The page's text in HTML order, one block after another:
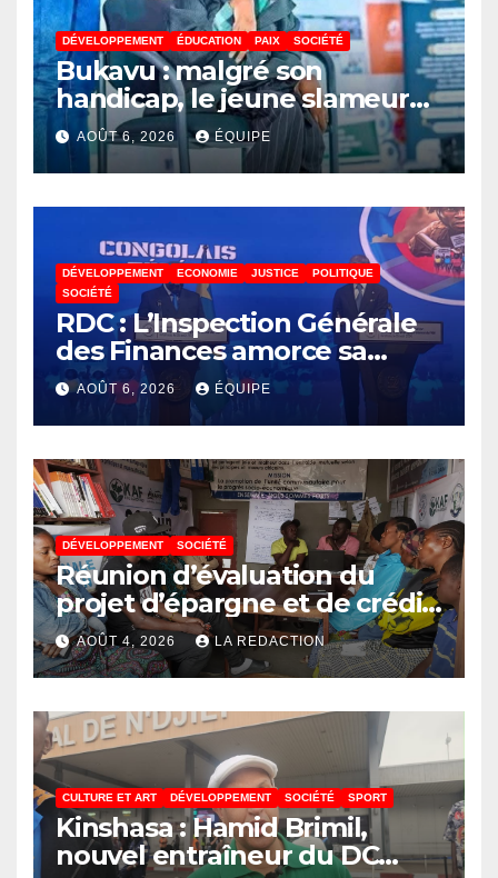
DÉVELOPPEMENT ÉDUCATION PAIX SOCIÉTÉ
Bukavu : malgré son
handicap, le jeune slameur
Akonkwa Kenyata Bernard
lance un appel à la solidarité
pour poursuivre ses études
AOÛT 6, 2026 ÉQUIPE
DÉVELOPPEMENT ECONOMIE JUSTICE
POLITIQUE
SOCIÉTÉ
RDC : L’Inspection Générale
des Finances amorce sa
révolution numérique pour
un contrôle permanent des
finances publiques
AOÛT 6, 2026 ÉQUIPE
DÉVELOPPEMENT SOCIÉTÉ
Réunion d’évaluation du
projet d’épargne et de crédit
de JIRANI MSAADA Asbl : des
résultats encourageants et
une expansion annoncée
AOÛT 4, 2026 LA REDACTION
CULTURE ET ART DÉVELOPPEMENT SOCIÉTÉ SPORT
Kinshasa : Hamid Brimil,
nouvel entraîneur du DC